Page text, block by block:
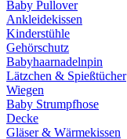
Baby Pullover
Ankleidekissen
Kinderstühle
Gehörschutz
Babyhaarnadelnpin
Lätzchen & Spießtücher
Wiegen
Baby Strumpfhose
Decke
Gläser & Wärmekissen